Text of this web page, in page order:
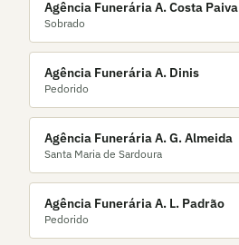
Agência Funerária A. Costa Paiva
Sobrado
Agência Funerária A. Dinis
Pedorido
Agência Funerária A. G. Almeida
Santa Maria de Sardoura
Agência Funerária A. L. Padrão
Pedorido